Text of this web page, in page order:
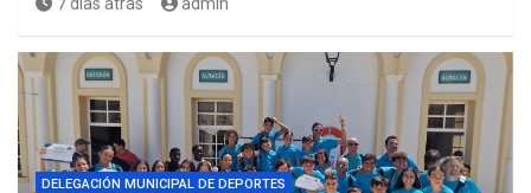
DELEGACIÓN MUNICIPAL DE DEPORTES